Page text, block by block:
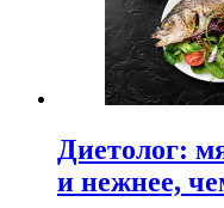
Диетолог:
и нежнее,